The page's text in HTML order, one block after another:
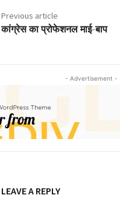
Previous article
कांग्रेस का प्रोफेशनल माई-बाप
- Advertisement -
LEAVE A REPLY